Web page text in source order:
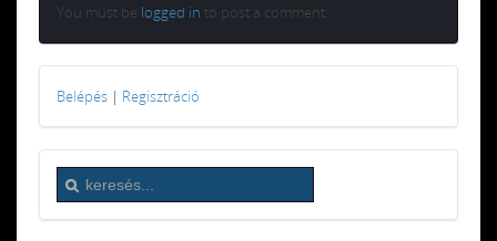
You must be logged in to post a comment.
Belépés | Regisztráció